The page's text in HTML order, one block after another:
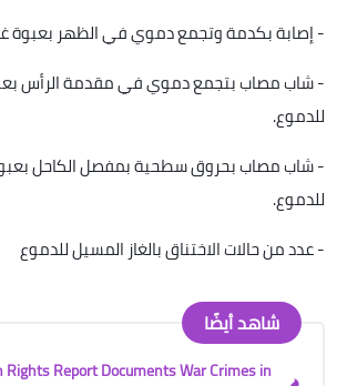
-إصابة بكدمة وتجمع دموي في الظهر بعبوة
-شاب مصاب بتجمع دموي في مقدمة الرأس
للدموع.
-شاب مصاب بحروق سطحية بمفصل الكاحل
للدموع.
-عدد من حالات الاختناق بالغاز المسيل للدموع
شاهد أيضًا
Rights Report Documents War Crimes in